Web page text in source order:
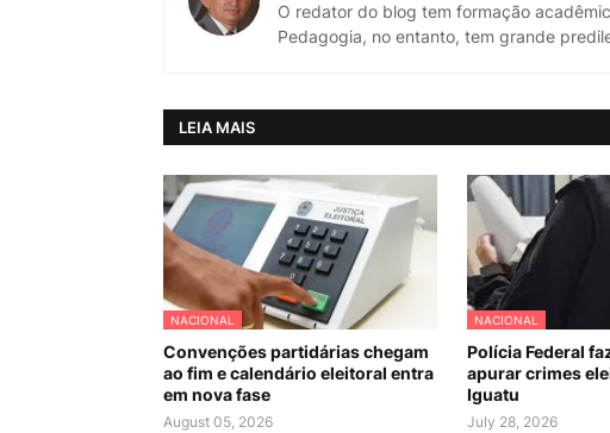
O redator do blog tem formação
Pedagogia, no entanto, tem grande
LEIA MAIS
NACIONAL
Convenções partidárias chegam
ao fim e calendário eleitoral entra
em nova fase
August 05, 2026
NACIONAL
Polícia Federal
apurar crimes
Iguatu
July 28, 2026